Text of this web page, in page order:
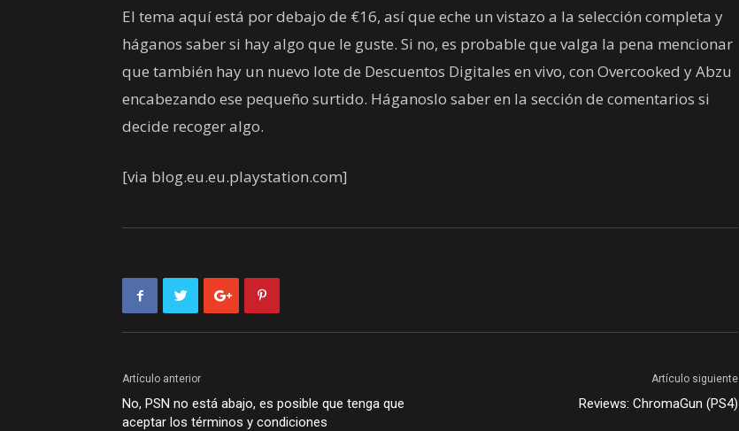
El tema aquí está por debajo de €16, así que eche un vistazo a la selección completa y
háganos saber si hay algo que le guste. Si no, es probable que valga la pena mencionar
que también hay un nuevo lote de Descuentos Digitales en vivo, con Overcooked y Abzu
encabezando ese pequeño surtido. Háganoslo saber en la sección de comentarios si
decide recoger algo.
[via blog.eu.eu.playstation.com]
Artículo anterior
No, PSN no está abajo, es posible que tenga que
aceptar los términos y condiciones
Artículo siguiente
Reviews: ChromaGun (PS4)